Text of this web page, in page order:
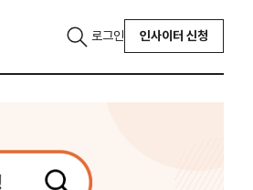
로그인 인사이터 신청